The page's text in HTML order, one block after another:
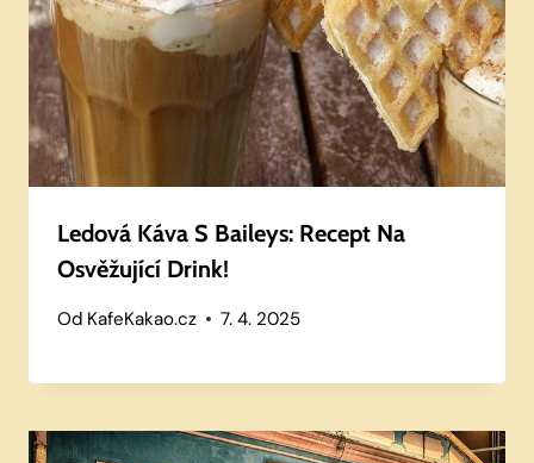
Ledová Káva S Baileys: Recept Na
Osvěžující Drink!
Od KafeKakao.cz 7. 4. 2025